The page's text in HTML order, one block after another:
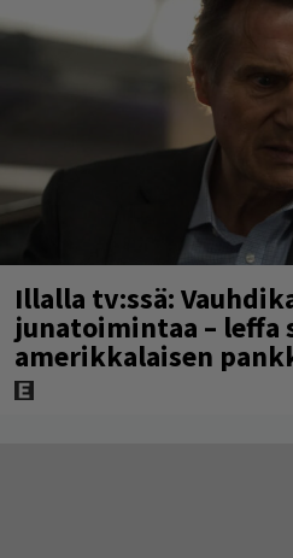
Illalla tv:ssä:
junatoimintaa – leffa
amerikkalaisen